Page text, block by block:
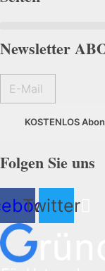
Newsletter
KOSTENLOS
Folgen Sie uns
Twitter